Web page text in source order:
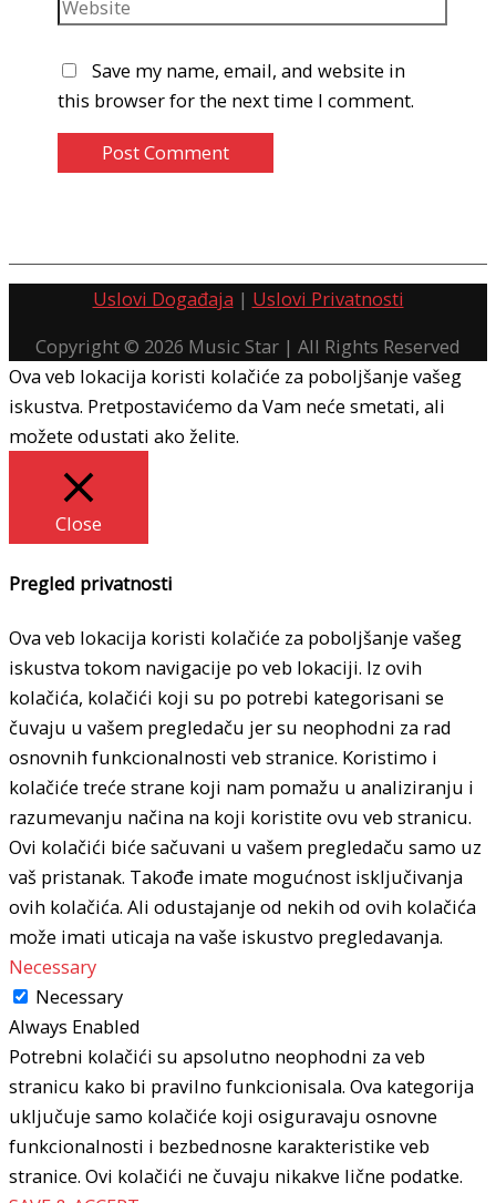
Save my name, email, and website in
this browser for the next time I comment.
Uslovi Događaja | Uslovi Privatnosti
Copyright © 2026 Music Star | All Rights Reserved
Ova veb lokacija koristi kolačiće za poboljšanje vašeg
iskustva. Pretpostavićemo da Vam neće smetati, ali
možete odustati ako želite.
Close
Pregled privatnosti
Ova veb lokacija koristi kolačiće za poboljšanje vašeg
iskustva tokom navigacije po veb lokaciji. Iz ovih
kolačića, kolačići koji su po potrebi kategorisani se
čuvaju u vašem pregledaču jer su neophodni za rad
osnovnih funkcionalnosti veb stranice. Koristimo i
kolačiće treće strane koji nam pomažu u analiziranju i
razumevanju načina na koji koristite ovu veb stranicu.
Ovi kolačići biće sačuvani u vašem pregledaču samo uz
vaš pristanak. Takođe imate mogućnost isključivanja
ovih kolačića. Ali odustajanje od nekih od ovih kolačića
može imati uticaja na vaše iskustvo pregledavanja.
Necessary
Necessary
Always Enabled
Potrebni kolačići su apsolutno neophodni za veb
stranicu kako bi pravilno funkcionisala. Ova kategorija
uključuje samo kolačiće koji osiguravaju osnovne
funkcionalnosti i bezbednosne karakteristike veb
stranice. Ovi kolačići ne čuvaju nikakve lične podatke.